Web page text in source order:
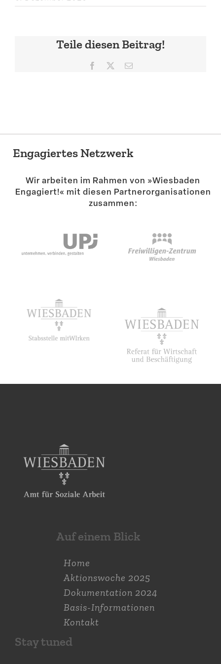
Teile diesen Beitrag!
Facebook E-
Engagiertes Netzwerk
Wir arbeiten im Rahmen von »Wiesbaden
Engagiert!« mit diesen Partner­or­ga­ni­sa­tionen
zusammen:
Auf einem Blick
Home
Aktions­woche 2025
Dokumen­tation 2024
Basis-Informationen
Kontakt
Stay tuned